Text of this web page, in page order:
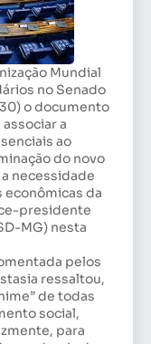
Mundial
no Senado
o documento
a
ao
do novo
necessidade
econômicas da
presidente
MG) nesta
pelos
ressaltou,
de todas
social,
para